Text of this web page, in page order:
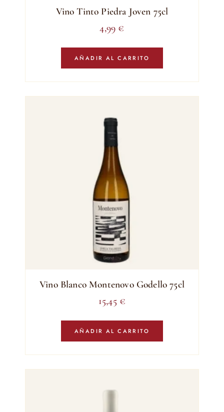
Vino Tinto Piedra Joven 75cl
4,99 €
AÑADIR AL CARRITO
Vino Blanco Montenovo Godello 75cl
15,45 €
AÑADIR AL CARRITO